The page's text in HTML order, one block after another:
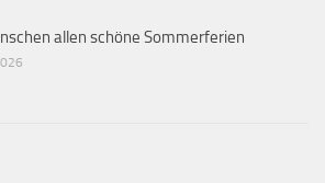
allen schöne Sommerferien